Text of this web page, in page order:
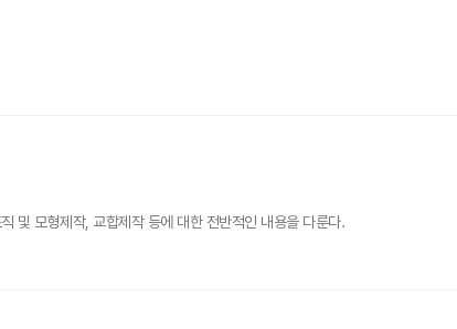
및 모형제작, 교합제작 등에 대한 전반적인 내용을 다룬다.